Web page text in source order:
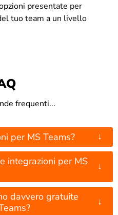
presentate per
tuo team a un livello
frequenti...
per MS Teams? ↓
integrazioni per MS
↓
davvero gratuite
↓